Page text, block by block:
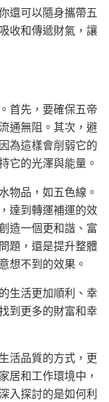
還可以隨身攜帶五
收和傳遞財氣，讓
首先，要確保五帝
通無阻。其次，避
為這樣會削弱它的
它的光澤與能量。
物品，如五色線。
達到轉運補運的效
造一個更和諧、富
題，還是提升整體
想不到的效果。
生活更加順利、幸
到更多的財富和幸
活品質的方式，更
居和工作環境中，
入探討的是如何利